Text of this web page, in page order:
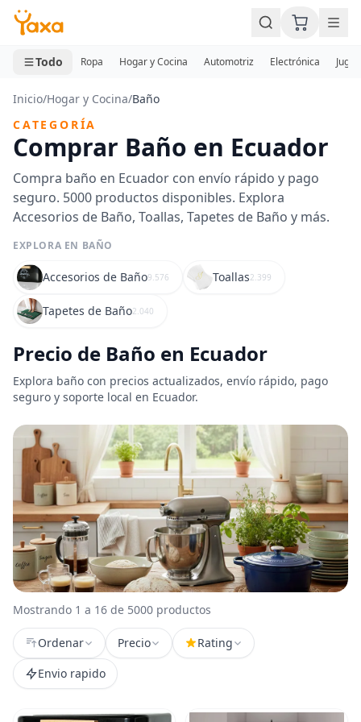
MINI CARRITO
0 productos
Todo Ropa Hogar y Cocina Automotriz Electrónica
Inicio/Hogar y Cocina/Baño
CATEGORÍA
Comprar Baño en Ecuador
Compra baño en Ecuador con envío rápido y pago
seguro. 5000 productos disponibles. Explora
Accesorios de Baño, Toallas, Tapetes de Baño y más.
EXPLORA EN BAÑO
Accesorios de Baño9.576 Toallas2.399
Tapetes de Baño2.040
Precio de Baño en Ecuador
Explora baño con precios actualizados, envío rápido, pago
seguro y soporte local en Ecuador.
Mostrando 1 a 16 de 5000 productos
Ordenar Precio
Rating
Envio rapido